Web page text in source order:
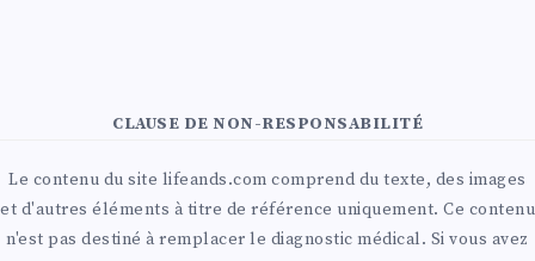
CLAUSE DE NON-RESPONSABILITÉ
Le contenu du site lifeands.com comprend du texte, des images
et d'autres éléments à titre de référence uniquement. Ce contenu
n'est pas destiné à remplacer le diagnostic médical. Si vous avez